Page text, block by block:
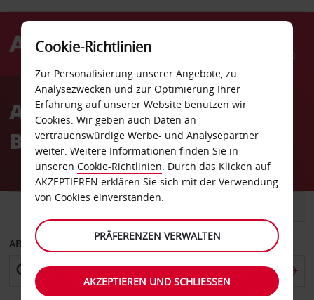
Menü
AvisAutovermietung Västerås
Bahnhof
ABHOLEN VON
Cookie-Richtlinien
Zur Personalisierung unserer Angebote, zu
Analysezwecken und zur Optimierung Ihrer
Erfahrung auf unserer Website benutzen wir
Cookies. Wir geben auch Daten an
vertrauenswürdige Werbe- und Analysepartner
weiter. Weitere Informationen finden Sie in
unseren Cookie-Richtlinien. Durch das Klicken auf
AKZEPTIEREN erklären Sie sich mit der Verwendung
von Cookies einverstanden.
PRÄFERENZEN VERWALTEN
AKZEPTIEREN UND SCHLIESSEN